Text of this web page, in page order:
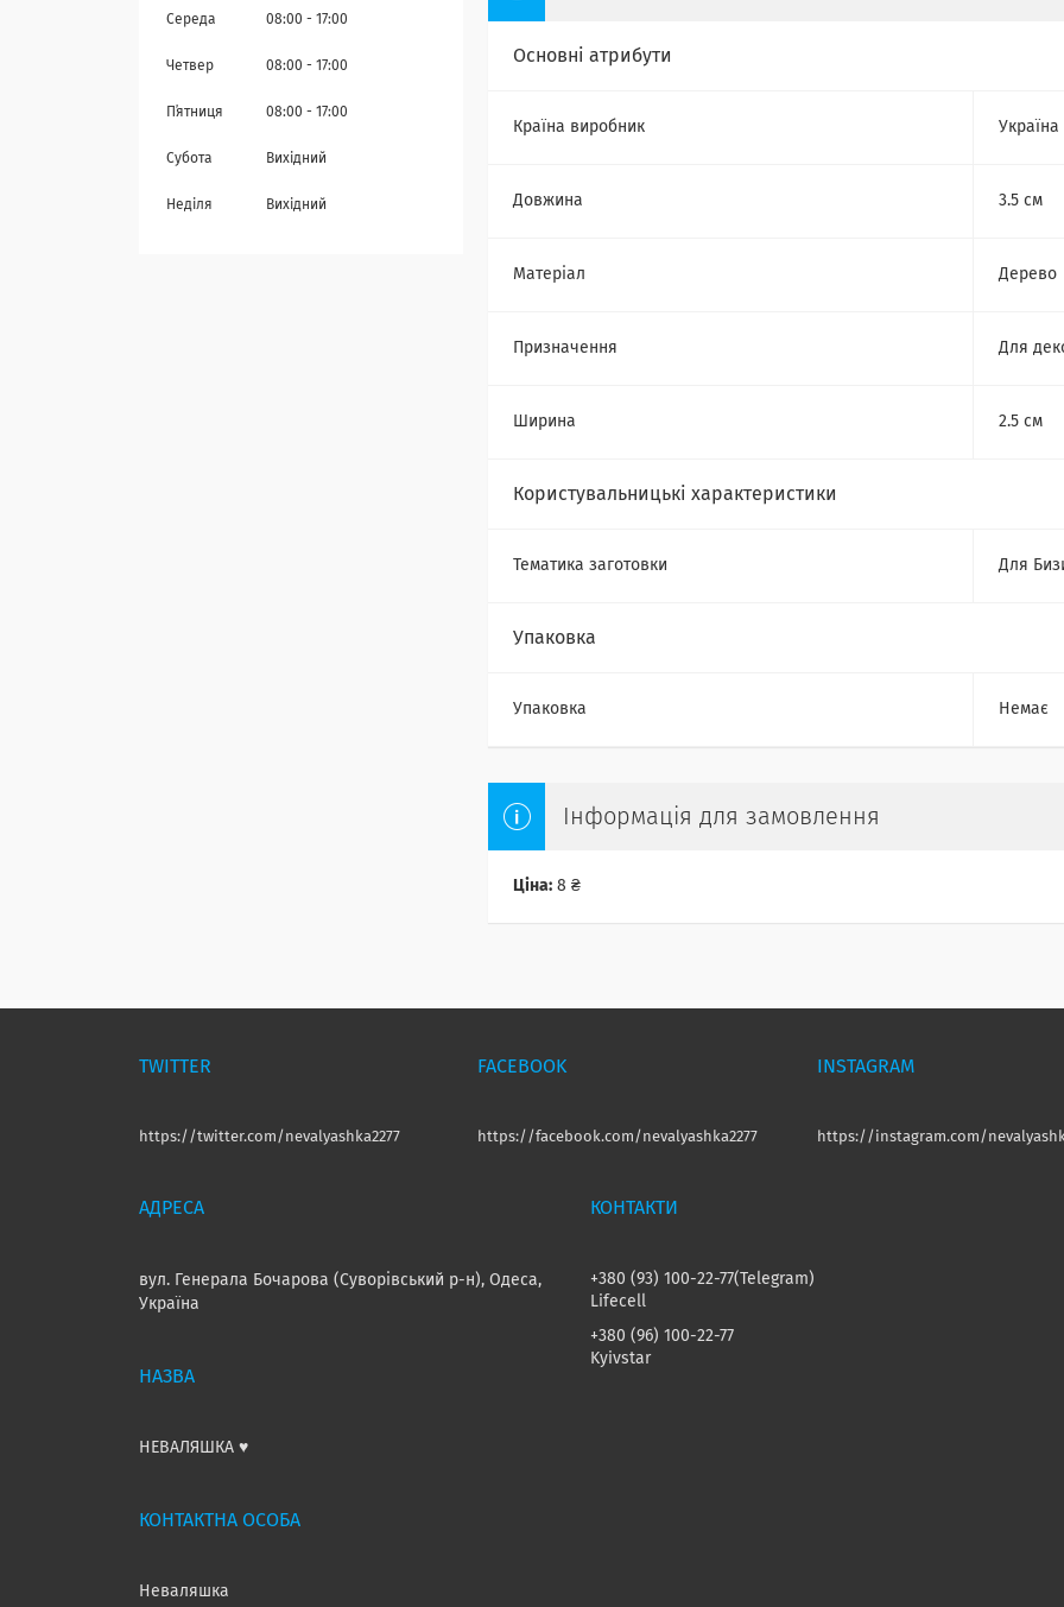
Основні атрибути
Країна виробник Україна
Довжина 3.5 см
Матеріал Дерево
Призначення Для
Ширина 2.5 см
Користувальницькі характеристики
Тематика заготовки Для
Упаковка
Упаковка Немає
Інформація для замовлення
Ціна: 8 ₴
Середа 08:00 17:00
Четвер 08:00 17:00
Пʼятниця 08:00 17:00
Субота Вихідний
Неділя Вихідний
TWITTER
https://twitter.com/nevalyashka2277
FACEBOOK
https://facebook.com/nevalyashka2277
INSTAGRAM
https://instagram.com/
вул. Генерала Бочарова (Суворівський р-н), Одеса,
Україна
НЕВАЛЯШКА ♥️
Неваляшка
+380 (93) 100-22-77 Telegram
Lifecell
+380 (96) 100-22-77
Kyivstar